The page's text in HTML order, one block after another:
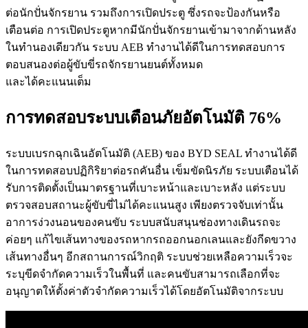
ต่อนักปั่นจักรยาน รวมถึงการเปิดประตู ซึ่งรถจะป้องกันหรือ
เตือนต่อ การเปิดประตูหากมีนักปั่นจักรยานเข้ามาจากด้านหลัง
ในทำนองเดียวกัน ระบบ AEB ทำงานได้ดีในการทดสอบการ
ตอบสนองต่อผู้ขับขี่รถจักรยานยนต์ทั้งหมด
และได้คะแนนเต็ม
การทดสอบระบบเตือนภัยอัตโนมัติ 76%
ระบบเบรกฉุกเฉินอัตโนมัติ (AEB) ของ BYD SEAL ทำงานได้ดี
ในการทดสอบปฏิกิริยาต่อรถคันอื่น เข็มขัดนิรภัย ระบบเตือนได้
รับการติดตั้งเป็นมาตรฐานที่เบาะหน้าและเบาะหลัง แต่ระบบ
ตรวจสอบสถานะผู้ขับขี่ไม่ได้คะแนนสูง เพียงตรวจจับเท่านั้น
อาการง่วงนอนของคนขับ ระบบสนับสนุนช่องทางเดินรถจะ
ค่อยๆ แก้ไขเส้นทางของรถหากรถออกนอกเลนและยังกีดขวาง
เส้นทางอื่นๆ อีกสถานการณ์วิกฤติ ระบบช่วยเหลือความเร็วจะ
ระบุขีดจำกัดความเร็วในพื้นที่ และคนขับสามารถเลือกที่จะ
อนุญาตให้ตั้งค่าตัวจำกัดความเร็วได้โดยอัตโนมัติจากระบบ